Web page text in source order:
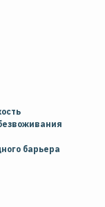
барьера